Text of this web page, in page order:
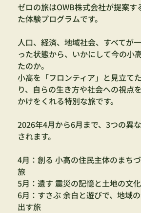
ゼロの旅はOWB株式会社が提案す
た体験プログラムです。
人口、経済、地域社会、すべてが
った状態から、いかにして今の小
たのか。
小高を「フロンティア」と見立て
り、自らの生き方や社会への視点
かけをくれる特別な旅です。
2026年4月から6月まで、3つの異
されます。
4月：創る 小高の住民主体のまち
旅
5月：遺す 震災の記憶と土地の文
6月：すさぶ 余白と遊びで、地域
出す旅